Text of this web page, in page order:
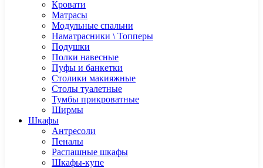
Кровати
Матрасы
Модульные спальни
Наматрасники \ Топперы
Подушки
Полки навесные
Пуфы и банкетки
Столики макияжные
Столы туалетные
Тумбы прикроватные
Ширмы
Шкафы
Антресоли
Пеналы
Распашные шкафы
Шкафы-купе